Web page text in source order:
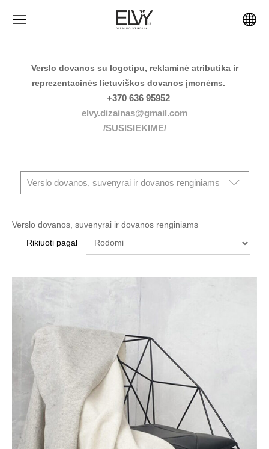
Verslo dovanos su logotipu, reklaminė atributika ir
reprezentacinės lietuviškos dovanos įmonėms.
+370 636 95952
elvy.dizainas@gmail.com
/SUSISIEKIME/
Verslo dovanos, suvenyrai ir dovanos renginiams
Verslo dovanos, suvenyrai ir dovanos renginiams
Rikiuoti pagal